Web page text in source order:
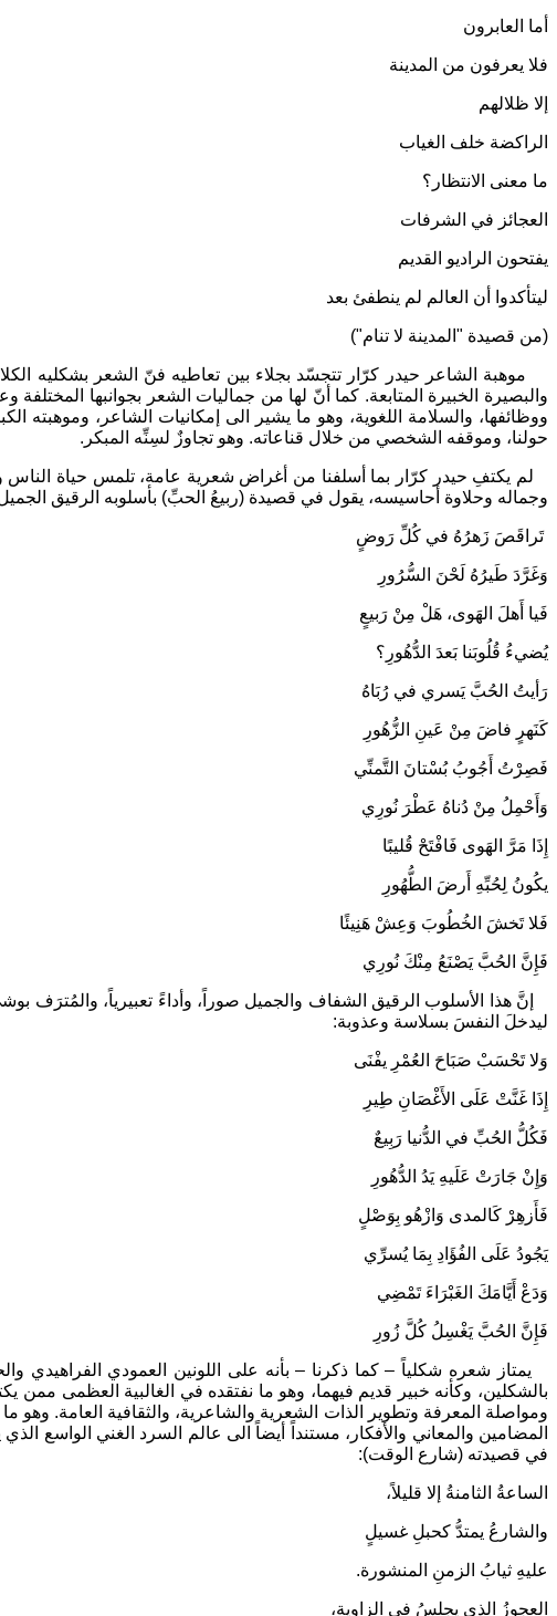
أما العابرون
فلا يعرفون من المدينة
إلا ظلالهم
الراكضة خلف الغياب
ما معنى الانتظار؟
العجائز في الشرفات
يفتحون الراديو القديم
ليتأكدوا أن العالم لم ينطفئ بعد
(من قصيدة "المدينة لا تنام")
موهبة الشاعر حيدر كرّار تتجسّد بجلاء بين تعاطيه فنّ الشعر بشكليه
والبصيرة الخبيرة المتابعة. كما أنّ لها من جماليات الشعر بجوانبها
ووظائفها، والسلامة اللغوية، وهو ما يشير الى إمكانيات الشاعر، وموهبته
حولنا، وموقفه الشخصي من خلال قناعاته. وهو تجاوزٌ لسِنِّه المبكر.
لم يكتفِ حيدر كرّار بما أسلفنا من أغراض شعرية عامة، تلمس حياة الناس
وجماله وحلاوة أحاسيسه، يقول في قصيدة (ربيعُ الحبِّ) بأسلوبه الرقيق
تَراقَصَ زَهرُهُ في كُلِّ رَوضٍ
وَغَرَّدَ طَيرُهُ لَحْنَ السُّرُورِ
فَيا أَهلَ الهَوى، هَلْ مِنْ رَبيعٍ
يُضيءُ قُلُوبَنا بَعدَ الدُّهُورِ؟
رَأيتُ الحُبَّ يَسري في رُبَاهُ
كَنَهرٍ فاضَ مِنْ عَينِ الزُّهُورِ
فَصِرْتُ أَجُوبُ بُسْتانَ التَّمنِّي
وَأَحْمِلُ مِنْ دُناهُ عَطْرَ نُورِي
إِذَا مَرَّ الهَوى فَافْتَحْ قُليبًا
يكُونُ لِحُبِّهِ أَرضَ الطُّهُورِ
فَلا تَخشَ الخُطُوبَ وَعِشْ هَنِيئًا
فَإِنَّ الحُبَّ يَصْنَعُ مِنْكَ نُورِي
إنَّ هذا الأسلوب الرقيق الشفاف والجميل صوراً، وأداءً تعبيرياً، والمُترَف
ليدخلَ النفسَ بسلاسة وعذوبة:
وَلا تَحْسَبْ صَبَاحَ العُمْرِ يفْنَى
إِذَا غَنَّتْ عَلَى الأَغْصَانِ طِيرِ
فَكُلُّ الحُبِّ في الدُّنيا رَبِيعٌ
وَإِنْ جَارَتْ عَلَيهِ يَدُ الدُّهُورِ
فَأَزهِرْ كَالمدى وَازْهُو بِوَصْلٍ
يَجُودُ عَلَى الفُؤَادِ بِمَا يُسرِّي
وَدَعْ أَيَّامَكَ الغَبْرَاءَ تَمْضِي
فَإِنَّ الحُبَّ يَغْسِلُ كُلَّ زُورِ
يمتاز شعره شكلياً – كما ذكرنا – بأنه على اللونين العمودي الفراهيدي
بالشكلين، وكأنه خبير قديم فيهما، وهو ما نفتقده في الغالبية العظمى
ومواصلة المعرفة وتطوير الذات الشعرية والشاعرية، والثقافية العامة. وهو
المضامين والمعاني والأفكار، مستنداً أيضاً الى عالم السرد الغني
في قصيدته (شارع الوقت):
الساعةُ الثامنةُ إلا قليلاً،
والشارعُ يمتدُّ كحبلِ غسيلٍ
عليهِ ثيابُ الزمنِ المنشورة.
العجوزُ الذي يجلسُ في الزاويةِ،